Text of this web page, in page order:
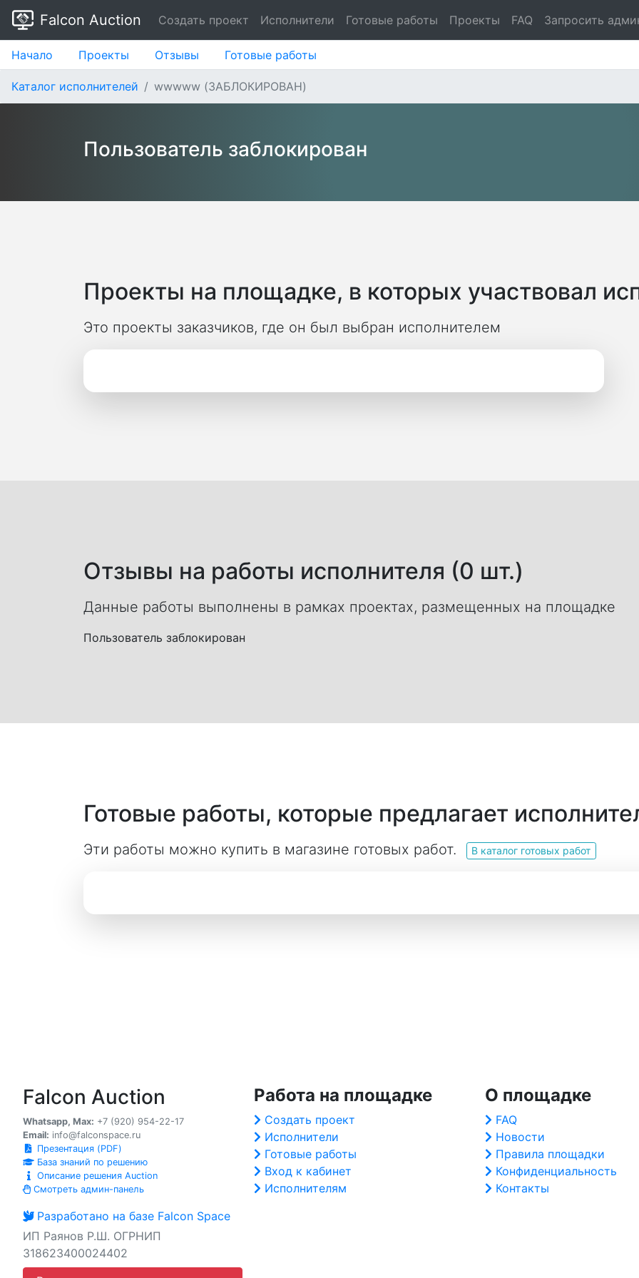
Falcon Auction Создать проект Исполнители Готовые работы Проекты FAQ Запросить
Начало Проекты Отзывы Готовые работы
Каталог исполнителей wwwww (ЗАБЛОКИРОВАН)
Пользователь заблокирован
Проекты на площадке, в которых участвовал
Это проекты заказчиков, где он был выбран исполнителем
Отзывы на работы исполнителя (0 шт.)
Данные работы выполнены в рамках проектах, размещенных на площадке
Пользователь заблокирован
Готовые работы, которые предлагает
Эти работы можно купить в магазине готовых работ. В каталог готовых работ
Falcon Auction
Whatsapp, Max: +7 (920) 954-22-17
Email: info@falconspace.ru
Презентация (PDF)
База знаний по решению
Описание решения Auction
Смотреть админ-панель
Разработано на базе Falcon Space
ИП Раянов Р.Ш. ОГРНИП
318623400024402
Работа на площадке
Создать проект
Исполнители
Готовые работы
Вход к кабинет
Исполнителям
О площадке
FAQ
Новости
Правила площадки
Конфиденциальность
Контакты